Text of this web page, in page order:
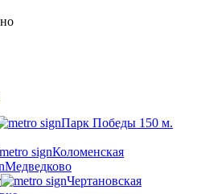
Парк Победы 150 м.
Коломенская
Медведково
Чертановская